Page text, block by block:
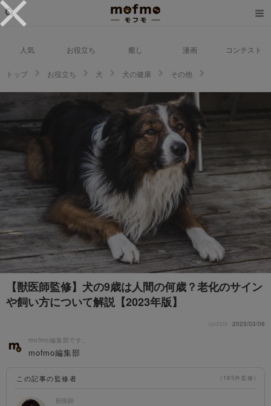
人気 お役立ち 癒し 漫画 コンテスト
トップ お役立ち 犬 犬の健康
その他
【獣医師監修】犬の9歳は人間の何歳？老化のサイン
や飼い方について解説【2023年版】
update
2023/03/06
mofmo編集部です。
mofmo編集部
この記事の監修者 (185件監修)
獣医師